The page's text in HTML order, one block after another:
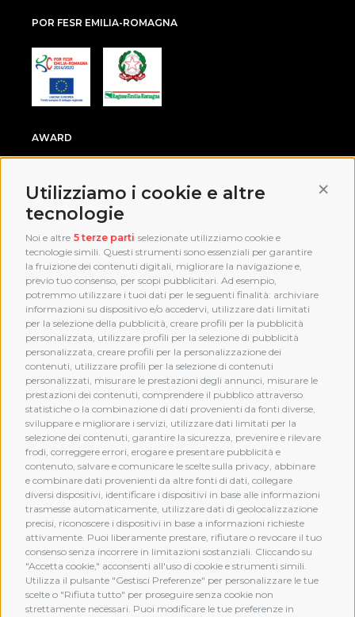
Utilizziamo i cookie e altre
tecnologie
Noi e altre 5 terze parti selezionate utilizziamo cookie e
tecnologie simili. Questi strumenti sono essenziali per garantire
la fruizione dei contenuti digitali, migliorare la navigazione e,
previo tuo consenso, per scopi pubblicitari. Ad esempio,
potremmo utilizzare i tuoi dati per le seguenti finalità: archiviare
informazioni su dispositivo e/o accedervi, utilizzare dati limitati
per la selezione della pubblicità, creare profili per la pubblicità
personalizzata, utilizzare profili per la selezione di pubblicità
personalizzata, creare profili per la personalizzazione dei
contenuti, utilizzare profili per la selezione di contenuti
personalizzati, misurare le prestazioni degli annunci, misurare le
prestazioni dei contenuti, comprendere il pubblico attraverso
statistiche o la combinazione di dati provenienti da fonti diverse,
sviluppare e migliorare i servizi, utilizzare dati limitati per la
selezione dei contenuti, garantire la sicurezza, prevenire e rilevare
frodi, correggere errori, erogare e presentare pubblicità e
contenuto, salvare e comunicare le scelte sulla privacy, abbinare
e combinare dati provenienti da altre fonti di dati, collegare
diversi dispositivi, identificare i dispositivi in base alle informazioni
trasmesse automaticamente, utilizzare dati di geolocalizzazione
precisi, riconoscere i dispositivi in base a informazioni richieste
attivamente. Puoi liberamente prestare, rifiutare o revocare il tuo
consenso senza incorrere in limitazioni sostanziali. Cliccando su
"Accetta cookie," acconsenti all'uso di cookie e strumenti simili.
Utilizza il pulsante "Gestisci Preferenze" per personalizzare le tue
scelte o "Rifiuta tutto" per proseguire senza cookie non
strettamente necessari. Puoi modificare le tue preferenze in
POR FESR EMILIA-ROMAGNA
AWARD
MEMBERSHIP